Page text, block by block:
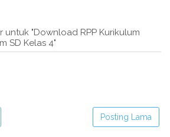
untuk "Download RPP Kurikulum
SD Kelas 4"
Posting Lama